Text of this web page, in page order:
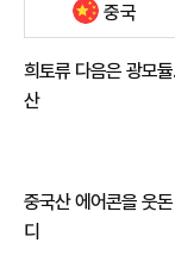
중국
희토류 다음은 광모
산
중국산 에어콘을 웃
디